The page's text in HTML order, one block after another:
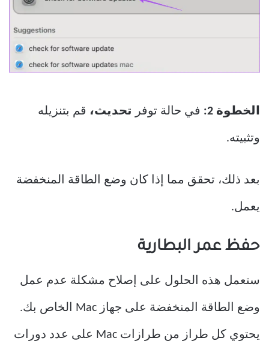
الخطوة 2: في حالة توفر تحديث، قم بتنزيله
وتثبيته.
بعد ذلك، تحقق مما إذا كان وضع الطاقة المنخفضة
يعمل.
حفظ عمر البطارية
ستعمل هذه الحلول على إصلاح مشكلة عدم عمل
وضع الطاقة المنخفضة على جهاز Mac الخاص بك.
يحتوي كل طراز من طرازات Mac على عدد دورات